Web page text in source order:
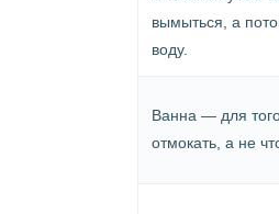
вымыться, а
воду.
Ванна — для
отмокать, а не